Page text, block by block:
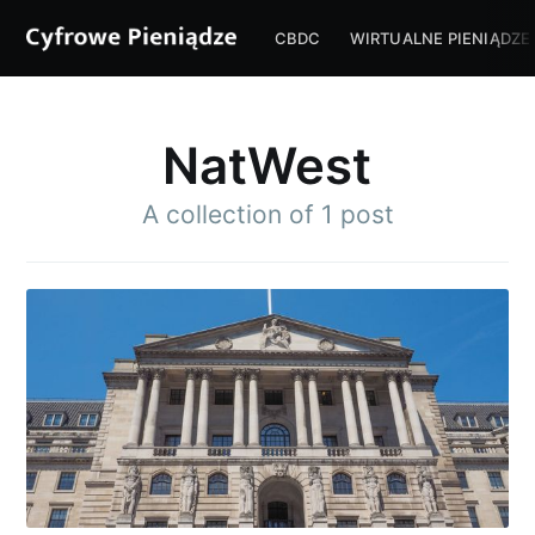
CBDC WIRTUALNE PIENIĄDZE
NatWest
A collection of 1 post